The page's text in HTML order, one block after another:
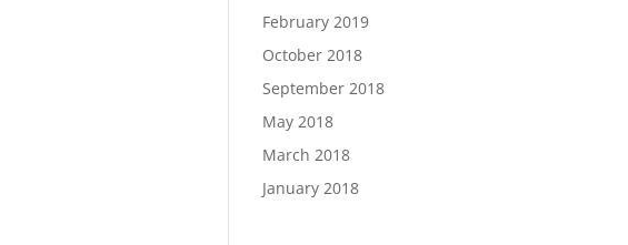
February 2019
October 2018
September 2018
May 2018
March 2018
January 2018